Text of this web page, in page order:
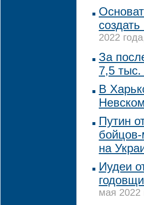
2022
За
7,5 тыс.
В
Путин
на
Иудеи
мая 2022